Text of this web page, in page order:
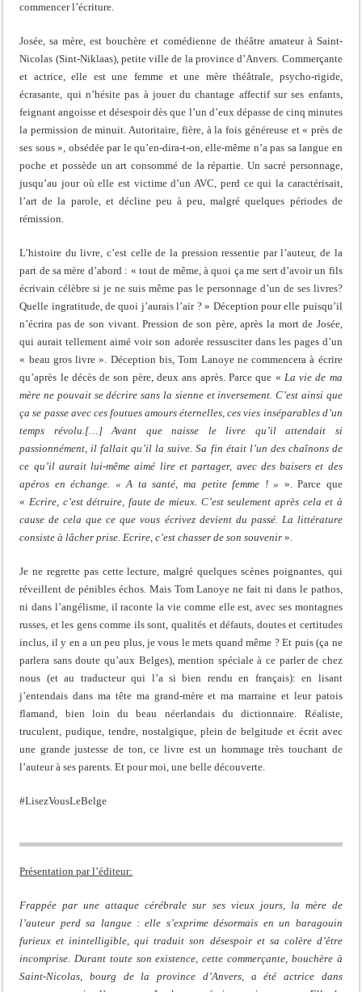
commencer l’écriture.
Josée, sa mère, est bouchère et comédienne de théâtre amateur à Saint-
Nicolas (Sint-Niklaas), petite ville de la province d’Anvers. Commerçante
et actrice, elle est une femme et une mère théâtrale, psycho-rigide,
écrasante, qui n’hésite pas à jouer du chantage affectif sur ses enfants,
feignant angoisse et désespoir dès que l’un d’eux dépasse de cinq minutes
la permission de minuit. Autoritaire, fière, à la fois généreuse et « près de
ses sous », obsédée par le qu’en-dira-t-on, elle-même n’a pas sa langue en
poche et possède un art consommé de la répartie. Un sacré personnage,
jusqu’au jour où elle est victime d’un AVC, perd ce qui la caractérisait,
l’art de la parole, et décline peu à peu, malgré quelques périodes de
rémission.
L’histoire du livre, c’est celle de la pression ressentie par l’auteur, de la
part de sa mère d’abord : « tout de même, à quoi ça me sert d’avoir un fils
écrivain célèbre si je ne suis même pas le personnage d’un de ses livres?
Quelle ingratitude, de quoi j’aurais l’air ? » Déception pour elle puisqu’il
n’écrira pas de son vivant. Pression de son père, après la mort de Josée,
qui aurait tellement aimé voir son adorée ressusciter dans les pages d’un
« beau gros livre ». Déception bis, Tom Lanoye ne commencera à écrire
qu’après le décès de son père, deux ans après. Parce que « La vie de ma
mère ne pouvait se décrire sans la sienne et inversement. C’est ainsi que
ça se passe avec ces foutues amours éternelles, ces vies inséparables d’un
temps révolu.[…] Avant que naisse le livre qu’il attendait si
passionnément, il fallait qu’il la suive. Sa fin était l’un des chaînons de
ce qu’il aurait lui-même aimé lire et partager, avec des baisers et des
apéros en échange. « A ta santé, ma petite femme ! » ». Parce que
« Ecrire, c’est détruire, faute de mieux. C’est seulement après cela et à
cause de cela que ce que vous écrivez devient du passé. La littérature
consiste à lâcher prise. Ecrire, c’est chasser de son souvenir ».
Je ne regrette pas cette lecture, malgré quelques scènes poignantes, qui
réveillent de pénibles échos. Mais Tom Lanoye ne fait ni dans le pathos,
ni dans l’angélisme, il raconte la vie comme elle est, avec ses montagnes
russes, et les gens comme ils sont, qualités et défauts, doutes et certitudes
inclus, il y en a un peu plus, je vous le mets quand même ? Et puis (ça ne
parlera sans doute qu’aux Belges), mention spéciale à ce parler de chez
nous (et au traducteur qui l’a si bien rendu en français): en lisant
j’entendais dans ma tête ma grand-mère et ma marraine et leur patois
flamand, bien loin du beau néerlandais du dictionnaire. Réaliste,
truculent, pudique, tendre, nostalgique, plein de belgitude et écrit avec
une grande justesse de ton, ce livre est un hommage très touchant de
l’auteur à ses parents. Et pour moi, une belle découverte.
#LisezVousLeBelge
Présentation par l’éditeur:
Frappée par une attaque cérébrale sur ses vieux jours, la mère de
l’auteur perd sa langue : elle s’exprime désormais en un baragouin
furieux et inintelligible, qui traduit son désespoir et sa colère d’être
incomprise. Durant toute son existence, cette commerçante, bouchère à
Saint-Nicolas, bourg de la province d’Anvers, a été actrice dans